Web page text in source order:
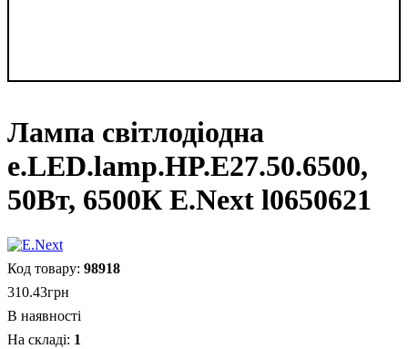
Лампа світлодіодна
e.LED.lamp.HP.E27.50.6500,
50Вт, 6500К E.Next l0650621
98918
310.43грн
В наявності
1